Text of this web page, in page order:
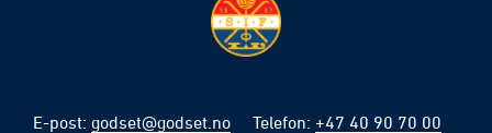
E-post: godset@godset.no Telefon: +47 40 90 70 00